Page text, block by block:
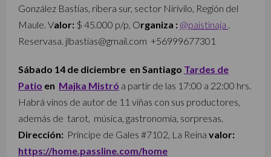
González Bastías, ribera sur, sector Nirivilo, Región del
Maule. Valor: $ 45.000 p/p, Organiza : @paistinaja
Reservasa. jlbastias@gmail.com +56999677301
Sábado 14 de diciembre en Santiago Tardes de
Patio en Majka Mistró a partir de las 17:00 a 22:00 hrs.
Habrá vinos de autor de 11 viñas con sus productores,
además de tarot, música, gastronomía, sorpresas.
Dirección: Príncipe de Gales #7102, La Reina valor:
https://home.passline.com/home